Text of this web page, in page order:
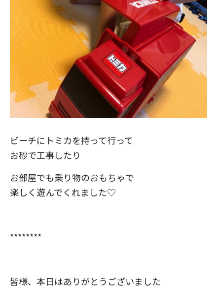
ビーチにトミカを持って行って
お砂で工事したり
お部屋でも乗り物のおもちゃで
楽しく遊んでくれました♡
********
皆様、本日はありがとうございました